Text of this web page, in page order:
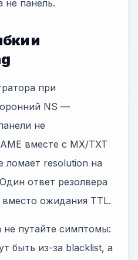
не панель.
и
при
NS —
не
вместе с MX/TXT
ломает resolution на
ответ резолвера
ожидания TTL.
путайте симптомы:
быть из-за blacklist, а